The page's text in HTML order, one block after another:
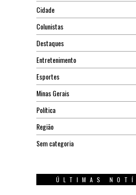
Cidade
Colunistas
Destaques
Entretenimento
Esportes
Minas Gerais
Política
Região
Sem categoria
ÚLTIMAS